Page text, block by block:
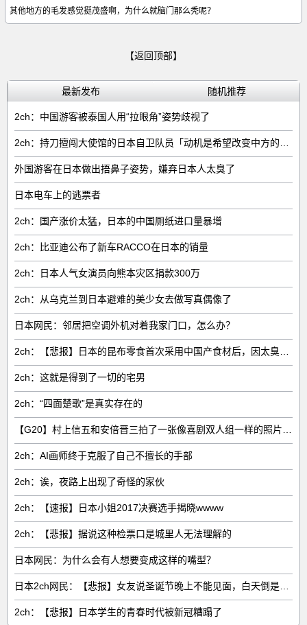
其他地方的毛发感觉挺茂盛啊，为什么就脑门那么秃呢？
【返回顶部】
最新发布 随机推荐
2ch：中国游客被泰国人用“拉眼角”姿势歧视了
外国游客在日本做出捂鼻子姿势，嫌弃日本人太臭了
日本电车上的逃票者
2ch：国产涨价太猛，日本的中国厕纸进口量暴增
2ch：比亚迪公布了新车RACCO在日本的销量
2ch：日本人气女演员向熊本灾区捐款300万
2ch：从乌克兰到日本避难的美少女去做写真偶像了
日本网民：邻居把空调外机对着我家门口，怎么办？
2ch：这就是得到了一切的宅男
2ch：“四面楚歌”是真实存在的
2ch：AI画师终于克服了自己不擅长的手部
2ch：诶，夜路上出现了奇怪的家伙
2ch：【速报】日本小姐2017决赛选手揭晓wwww
2ch：【悲报】据说这种检票口是城里人无法理解的
日本网民：为什么会有人想要变成这样的嘴型？
2ch：【悲报】日本学生的青春时代被新冠糟蹋了